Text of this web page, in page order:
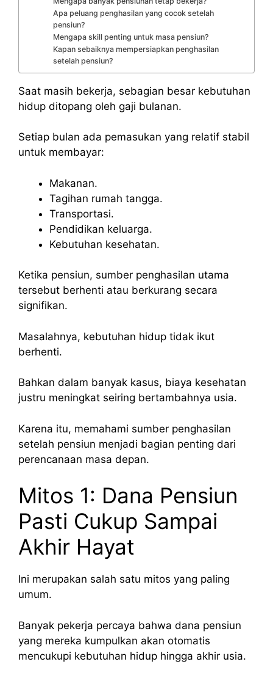
Apa peluang penghasilan yang cocok setelah
pensiun?
Mengapa skill penting untuk masa pensiun?
Kapan sebaiknya mempersiapkan penghasilan
setelah pensiun?
Saat masih bekerja, sebagian besar kebutuhan
hidup ditopang oleh gaji bulanan.
Setiap bulan ada pemasukan yang relatif stabil
untuk membayar:
Makanan.
Tagihan rumah tangga.
Transportasi.
Pendidikan keluarga.
Kebutuhan kesehatan.
Ketika pensiun, sumber penghasilan utama
tersebut berhenti atau berkurang secara
signifikan.
Masalahnya, kebutuhan hidup tidak ikut
berhenti.
Bahkan dalam banyak kasus, biaya kesehatan
justru meningkat seiring bertambahnya usia.
Karena itu, memahami sumber penghasilan
setelah pensiun menjadi bagian penting dari
perencanaan masa depan.
Mitos 1: Dana Pensiun
Pasti Cukup Sampai
Akhir Hayat
Ini merupakan salah satu mitos yang paling
umum.
Banyak pekerja percaya bahwa dana pensiun
yang mereka kumpulkan akan otomatis
mencukupi kebutuhan hidup hingga akhir usia.